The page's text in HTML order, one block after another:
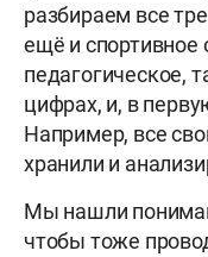
разбираем все
ещё и спортивное
педагогическое,
цифрах, и, в
Например, все
хранили и
Мы нашли
чтобы тоже